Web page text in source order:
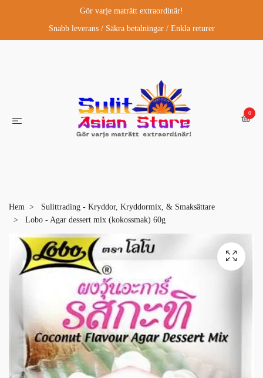
Gör varje maträtt extraordinär!
Snabb leverans / Säkra betalningar / Enkla returer
0
Hem
Sulittrading - Kryddor, Kryddormix, & Smaksättare
Lobo - Agar dessert mix (kokossmak) 60g